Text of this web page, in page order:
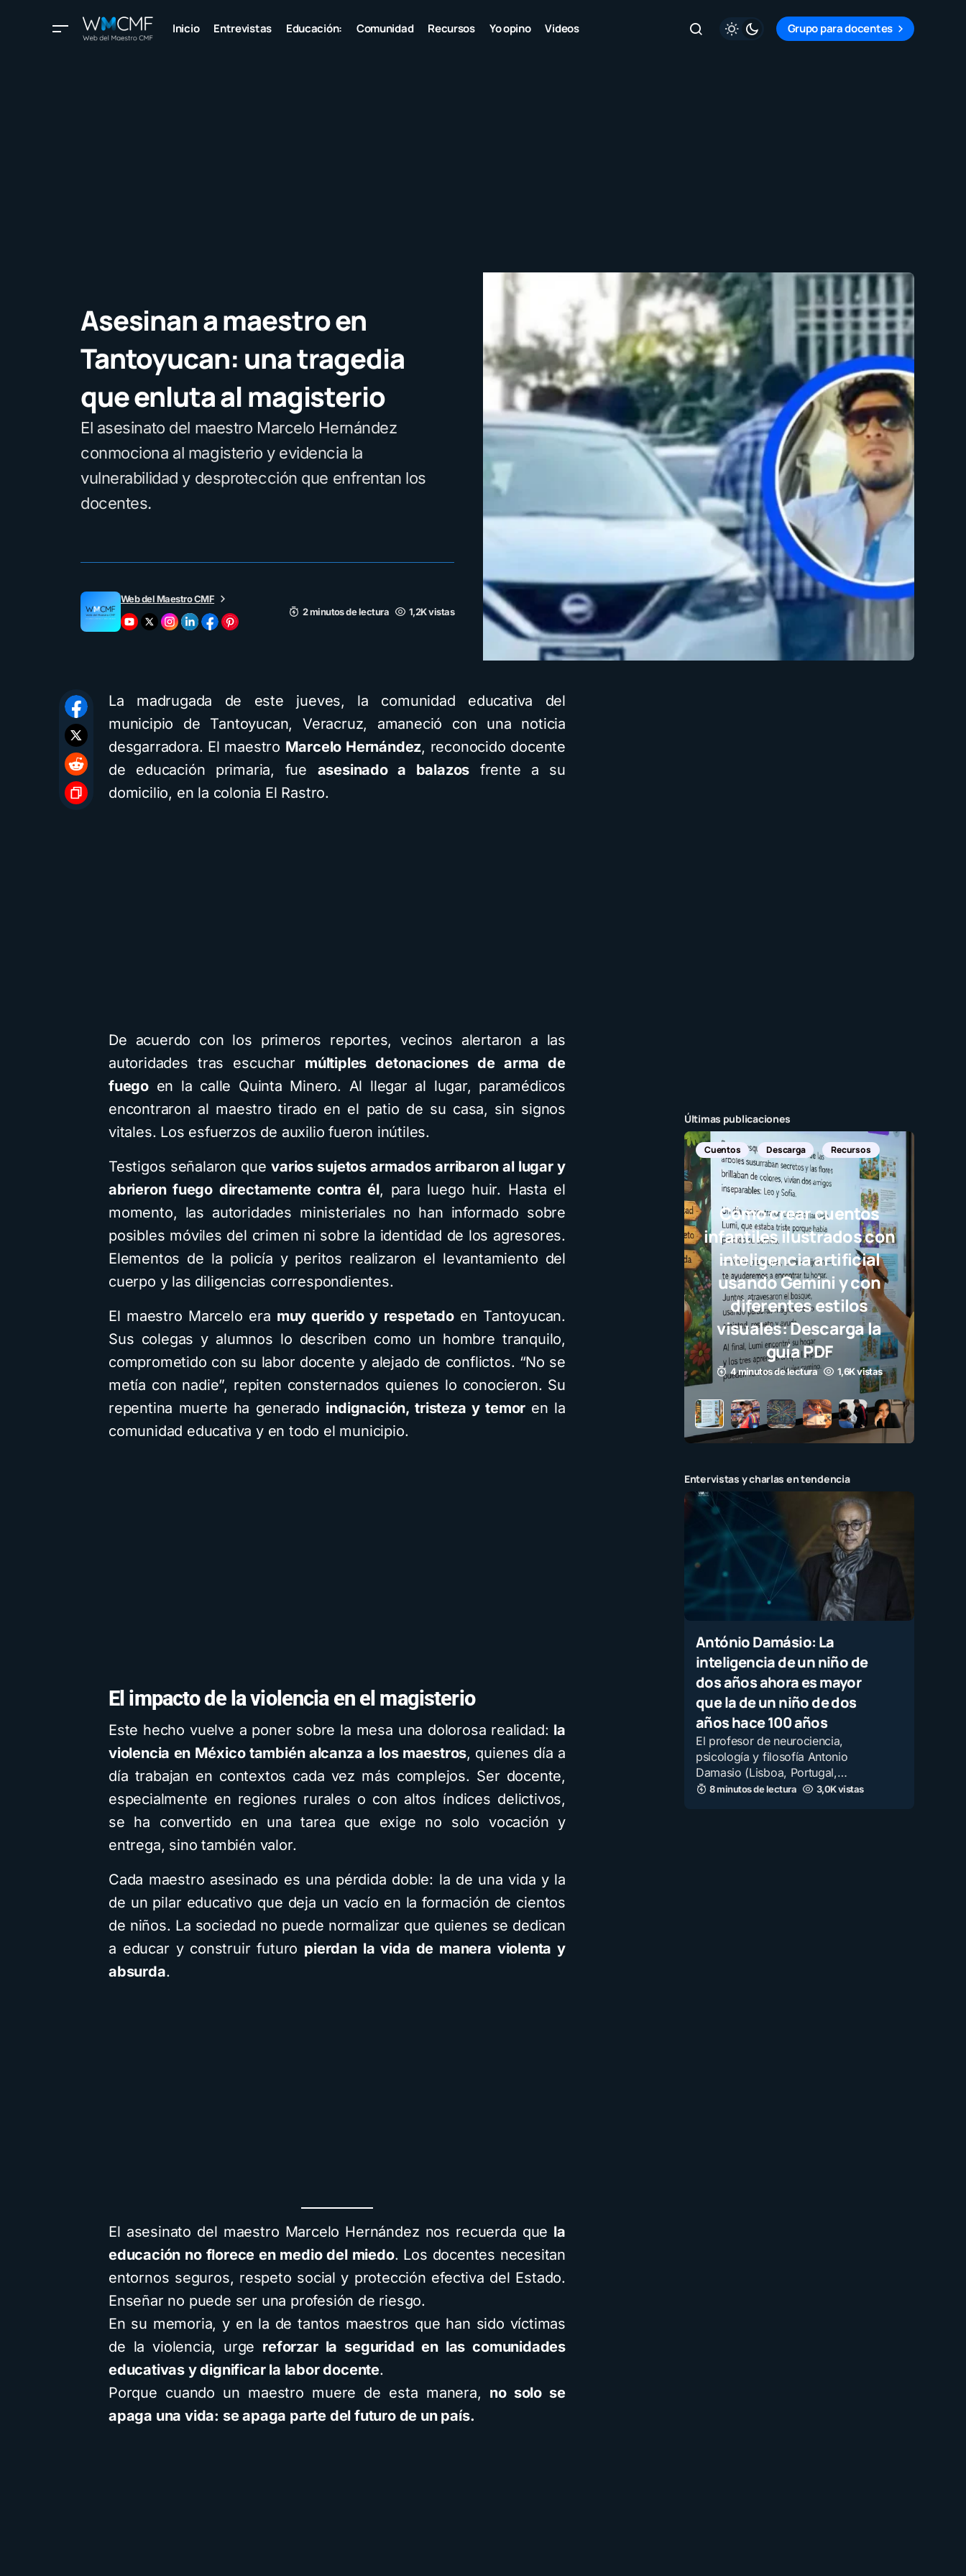
Inicio Entrevistas Educación: Comunidad Recursos Yo opino Videos Grupo para docentes
Asesinan a maestro en
Tantoyucan: una tragedia
que enluta al magisterio
El asesinato del maestro Marcelo Hernández
conmociona al magisterio y evidencia la
vulnerabilidad y desprotección que enfrentan los
docentes.
Web del Maestro CMF
2 minutos de lectura
1,2K vistas
La madrugada de este jueves, la comunidad educativa del
municipio de Tantoyucan, Veracruz, amaneció con una noticia
desgarradora. El maestro Marcelo Hernández, reconocido docente
de educación primaria, fue asesinado a balazos frente a su
domicilio, en la colonia El Rastro.
De acuerdo con los primeros reportes, vecinos alertaron a las
autoridades tras escuchar múltiples detonaciones de arma de
fuego en la calle Quinta Minero. Al llegar al lugar, paramédicos
encontraron al maestro tirado en el patio de su casa, sin signos
vitales. Los esfuerzos de auxilio fueron inútiles.
Testigos señalaron quevarios sujetos armados arribaron al lugar y
abrieron fuego directamente contra él, para luego huir. Hasta el
momento, las autoridades ministeriales no han informado sobre
posibles móviles del crimen ni sobre la identidad de los agresores.
Elementos de la policía y peritos realizaron el levantamiento del
cuerpo y las diligencias correspondientes.
El maestro Marcelo era muy querido y respetadoen Tantoyucan.
Sus colegas y alumnos lo describen como un hombre tranquilo,
comprometido con su labor docente y alejado de conflictos. “No se
metía con nadie”, repiten consternados quienes lo conocieron. Su
repentina muerte ha generado indignación, tristeza y temor en la
comunidad educativa y en todo el municipio.
El impacto de la violencia en el magisterio
Este hecho vuelve a poner sobre la mesa una dolorosa realidad: la
violencia en México también alcanza a los maestros, quienes día a
día trabajan en contextos cada vez más complejos. Ser docente,
especialmente en regiones rurales o con altos índices delictivos,
se ha convertido en una tarea que exige no solo vocación y
entrega, sino también valor.
Cada maestro asesinado es una pérdida doble: la de una vida y la
de un pilar educativo que deja un vacío en la formación de cientos
de niños. La sociedad no puede normalizar que quienes se dedican
a educar y construir futuro pierdan la vida de manera violenta y
absurda.
El asesinato del maestro Marcelo Hernández nos recuerda que la
educación no florece en medio del miedo. Los docentes necesitan
entornos seguros, respeto social y protección efectiva del Estado.
Enseñar no puede ser una profesión de riesgo.
En su memoria, y en la de tantos maestros que han sido víctimas
de la violencia, urge reforzar la seguridad en las comunidades
educativas y dignificar la labor docente.
Porque cuando un maestro muere de esta manera, no solo se
apaga una vida: se apaga parte del futuro de un país.
Últimas publicaciones
Recursos
Cómo crear cuentos
infantiles ilustrados con
inteligencia artificial
usando Gemini y con
diferentes estilos
visuales: Descarga la
1,6K vistas
Entervistas y charlas en tendencia
António Damásio: La
inteligencia de un niño de
dos años ahora es mayor
que la de un niño de dos
años hace 100 años
El profesor de neurociencia,
psicología y filosofía Antonio
Damasio (Lisboa, Portugal,…
8 minutos de lectura 3,0K vistas